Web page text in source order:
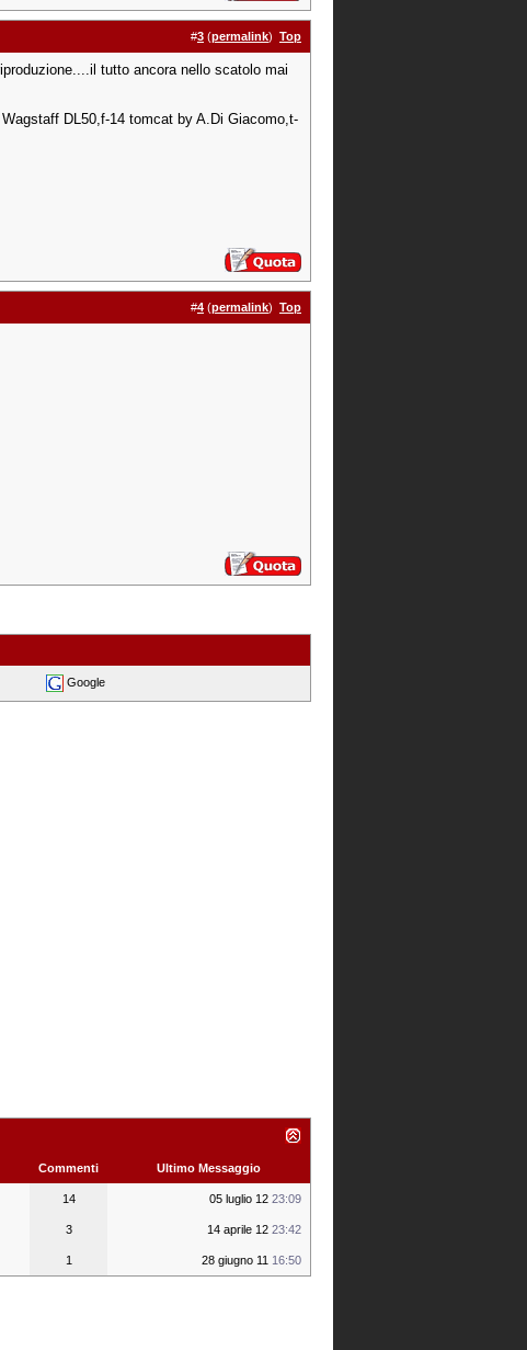
#3 (permalink) Top
tutto ancora nello scatolo mai
DL50,f-14 tomcat by A.Di Giacomo,t-
#4 (permalink) Top
Google
Commenti Ultimo Messaggio
14 05 luglio 12 23:09
3 14 aprile 12 23:42
1 28 giugno 11 16:50